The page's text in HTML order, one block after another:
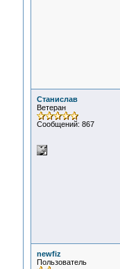
Станислав
Ветеран
Сообщений: 867
newfiz
Пользователь